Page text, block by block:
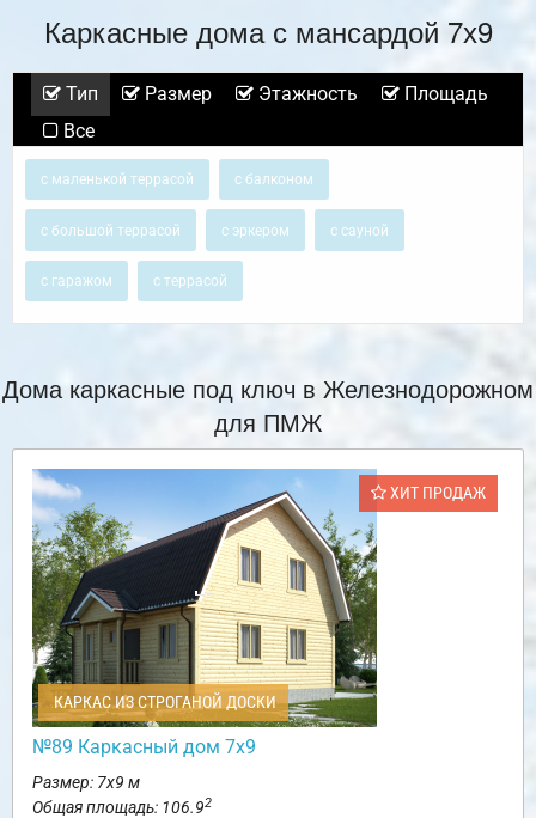
Каркасные дома с мансардой 7х9
Тип Размер Этажность
Площадь
Все
с маленькой террасой с балконом
с большой террасой с эркером с сауной
с гаражом с террасой
Дома каркасные под ключ в Железнодорожном
для ПМЖ
ХИТ ПРОДАЖ
КАРКАС ИЗ СТРОГАНОЙ ДОСКИ
№89 Каркасный дом 7х9
Размер: 7х9 м
Общая площадь: 106.92